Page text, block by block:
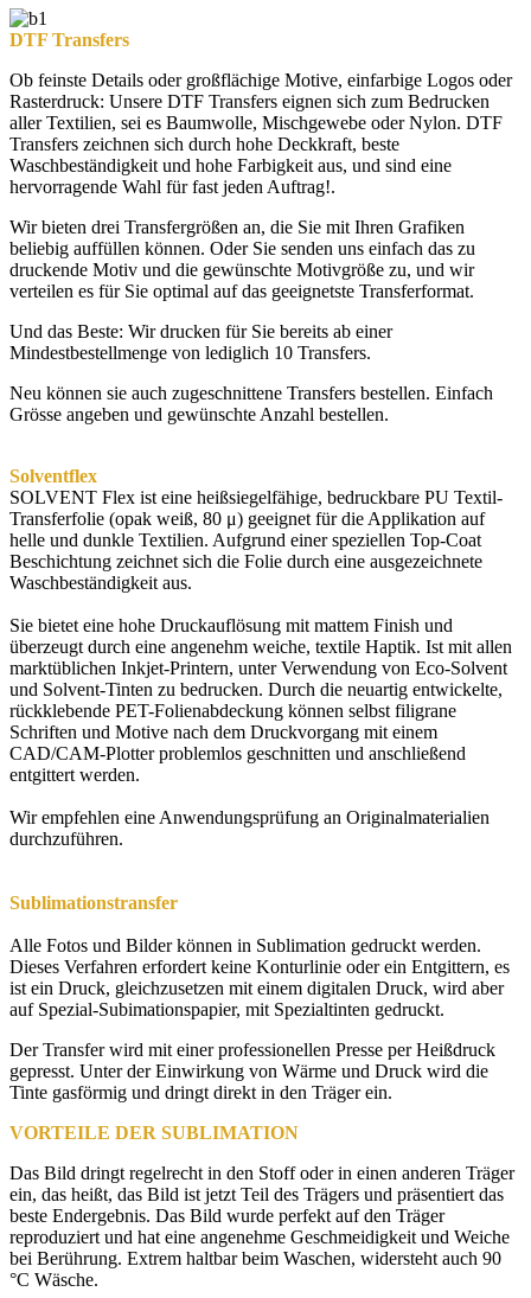
DTF Transfers
Ob feinste Details oder großflächige Motive, einfarbige Logos oder
Rasterdruck: Unsere DTF Transfers eignen sich zum Bedrucken
aller Textilien, sei es Baumwolle, Mischgewebe oder Nylon. DTF
Transfers zeichnen sich durch hohe Deckkraft, beste
Waschbeständigkeit und hohe Farbigkeit aus, und sind eine
hervorragende Wahl für fast jeden Auftrag!.
Wir bieten drei Transfergrößen an, die Sie mit Ihren Grafiken
beliebig auffüllen können. Oder Sie senden uns einfach das zu
druckende Motiv und die gewünschte Motivgröße zu, und wir
verteilen es für Sie optimal auf das geeignetste Transferformat.
Und das Beste: Wir drucken für Sie bereits ab einer
Mindestbestellmenge von lediglich 10 Transfers.
Neu können sie auch zugeschnittene Transfers bestellen. Einfach
Grösse angeben und gewünschte Anzahl bestellen.
Solventflex
SOLVENT Flex ist eine heißsiegelfähige, bedruckbare PU Textil-
Transferfolie (opak weiß, 80 μ) geeignet für die Applikation auf
helle und dunkle Textilien. Aufgrund einer speziellen Top-Coat
Beschichtung zeichnet sich die Folie durch eine ausgezeichnete
Waschbeständigkeit aus.
Sie bietet eine hohe Druckauflösung mit mattem Finish und
überzeugt durch eine angenehm weiche, textile Haptik. Ist mit allen
marktüblichen Inkjet-Printern, unter Verwendung von Eco-Solvent
und Solvent-Tinten zu bedrucken. Durch die neuartig entwickelte,
rückklebende PET-Folienabdeckung können selbst filigrane
Schriften und Motive nach dem Druckvorgang mit einem
CAD/CAM-Plotter problemlos geschnitten und anschließend
entgittert werden.
Wir empfehlen eine Anwendungsprüfung an Originalmaterialien
durchzuführen.
Sublimationstransfer
Alle Fotos und Bilder können in Sublimation gedruckt werden.
Dieses Verfahren erfordert keine Konturlinie oder ein Entgittern, es
ist ein Druck, gleichzusetzen mit einem digitalen Druck, wird aber
auf Spezial-Subimationspapier, mit Spezialtinten gedruckt.
Der Transfer wird mit einer professionellen Presse per Heißdruck
gepresst. Unter der Einwirkung von Wärme und Druck wird die
Tinte gasförmig und dringt direkt in den Träger ein.
VORTEILE DER SUBLIMATION
Das Bild dringt regelrecht in den Stoff oder in einen anderen Träger
ein, das heißt, das Bild ist jetzt Teil des Trägers und präsentiert das
beste Endergebnis. Das Bild wurde perfekt auf den Träger
reproduziert und hat eine angenehme Geschmeidigkeit und Weiche
bei Berührung. Extrem haltbar beim Waschen, widersteht auch 90
°C Wäsche.